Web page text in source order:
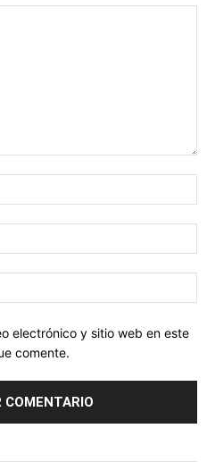
electrónico y sitio web en este
comente.